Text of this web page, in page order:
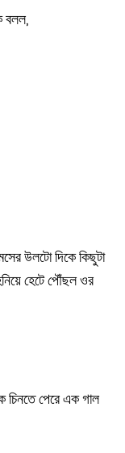
বলল,
উলটো দিকে কিছুটা
হেটে পৌঁছল ওর
চিনতে পেরে এক গাল